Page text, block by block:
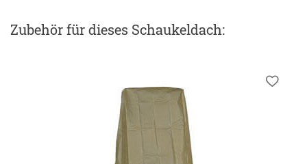
Zubehörfür dieses Schaukeldach: